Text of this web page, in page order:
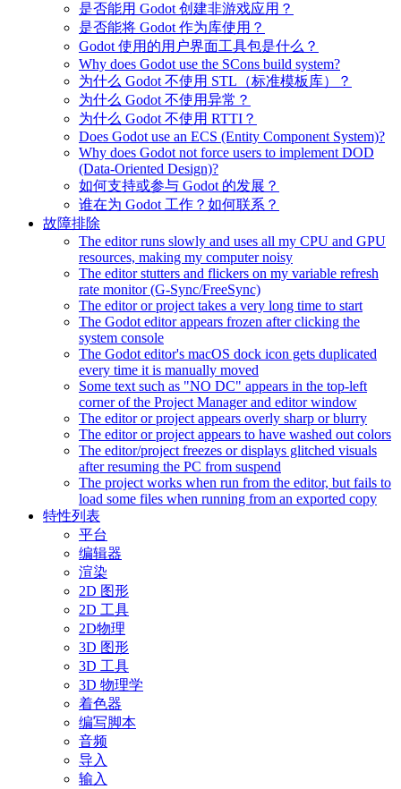
是否能用 Godot 创建非游戏应用？
是否能将 Godot 作为库使用？
Godot 使用的用户界面工具包是什么？
Why does Godot use the SCons build system?
为什么 Godot 不使用 STL（标准模板库）？
为什么 Godot 不使用异常？
为什么 Godot 不使用 RTTI？
Does Godot use an ECS (Entity Component System)?
Why does Godot not force users to implement DOD
(Data-Oriented Design)?
如何支持或参与 Godot 的发展？
谁在为 Godot 工作？如何联系？
故障排除
The editor runs slowly and uses all my CPU and GPU
resources, making my computer noisy
The editor stutters and flickers on my variable refresh
rate monitor (G-Sync/FreeSync)
The editor or project takes a very long time to start
The Godot editor appears frozen after clicking the
system console
The Godot editor's macOS dock icon gets duplicated
every time it is manually moved
Some text such as "NO DC" appears in the top-left
corner of the Project Manager and editor window
The editor or project appears overly sharp or blurry
The editor or project appears to have washed out colors
The editor/project freezes or displays glitched visuals
after resuming the PC from suspend
The project works when run from the editor, but fails to
load some files when running from an exported copy
特性列表
平台
编辑器
渲染
2D 图形
2D 工具
2D物理
3D 图形
3D 工具
3D 物理学
着色器
编写脚本
音频
导入
输入